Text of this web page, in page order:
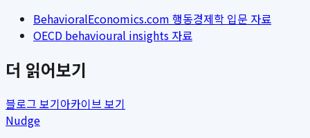
BehavioralEconomics.com 행동경제학 입문 자료
OECD behavioural insights 자료
더 읽어보기
블로그 보기아카이브 보기
Nudge